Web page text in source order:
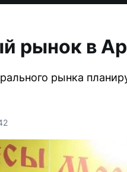
рынок в
рынка